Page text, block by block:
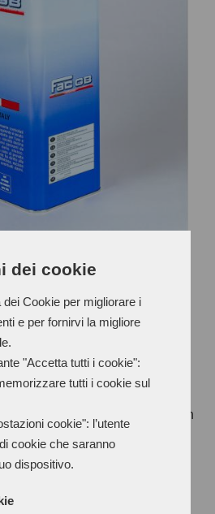
dei cookie
Cookie per migliorare i
e per fornirvi la migliore
"Accetta tutti i cookie":
tutti i cookie sul
cookie": l’utente
cookie che saranno
dispositivo.
WITH LOW
SHORT OPEN TIME
highly crystallized
for laminates, wood and
by spray. Strong tear strength